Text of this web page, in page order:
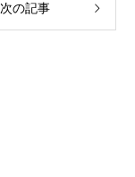
次の記事